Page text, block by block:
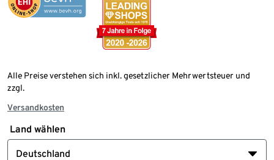
Alle Preise verstehen sich inkl. gesetzlicher Mehrwertsteuer und
zzgl.
Versandkosten
Land wählen
Deutschland